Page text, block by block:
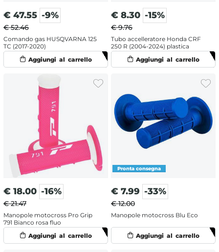
€ 47.55 -9%
€ 52.46
Comando gas HUSQVARNA 125
TC (2017-2020)
€ 8.30 -15%
€ 9.76
Tubo accelleratore Honda CRF
250 R (2004-2024) plastica
€ 18.00 -16%
€ 21.47
Manopole motocross Pro Grip
791 Bianco rosa fluo
€ 7.99 -33%
€ 12.00
Manopole motocross Blu Eco